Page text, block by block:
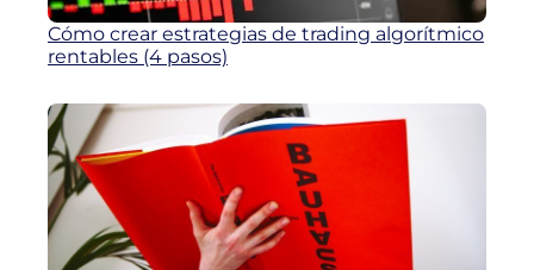
Cómo crear estrategias de trading algorítmico
rentables (4 pasos)